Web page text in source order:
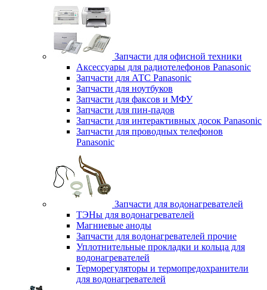
Запчасти для офисной техники
Аксессуары для радиотелефонов Panasonic
Запчасти для АТС Panasonic
Запчасти для ноутбуков
Запчасти для факсов и МФУ
Запчасти для пин-падов
Запчасти для интерактивных досок Panasonic
Запчасти для проводных телефонов
Panasonic
Запчасти для водонагревателей
ТЭНы для водонагревателей
Магниевые аноды
Запчасти для водонагревателей прочие
Уплотнительные прокладки и кольца для
водонагревателей
Терморегуляторы и термопредохранители
для водонагревателей